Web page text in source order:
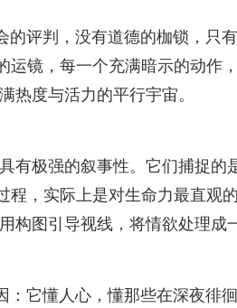
的评判，没有道德的枷锁，只
运镜，每一个充满暗示的动作
热度与活力的平行宇宙。
有极强的叙事性。它们捕捉的
程，实际上是对生命力最直观
构图引导视线，将情欲处理成
：它懂人心，懂那些在深夜徘